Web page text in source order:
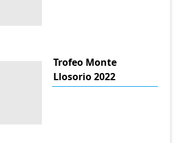
Trofeo Monte
Llosorio 2022